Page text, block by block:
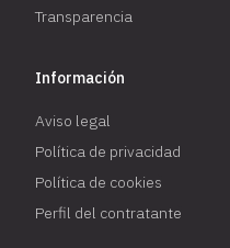
Transparencia
Información
Aviso legal
Política de privacidad
Política de cookies
Perfil del contratante